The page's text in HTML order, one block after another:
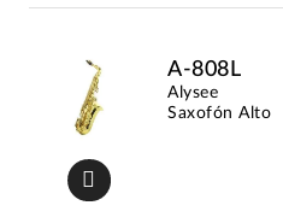
A-808L
Alysee
Saxofón Alto